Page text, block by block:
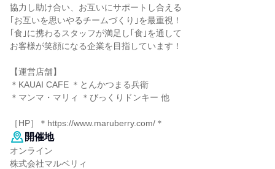
協力し助け合い、お互いにサポートし合える
｢お互いを思いやるチームづくり｣を最重視！
｢食｣に携わるスタッフが満足し｢食｣を通して
お客様が笑顔になる企業を目指しています！
【運営店舗】
＊KAUAI CAFE ＊とんかつまる兵衛
＊マンマ・マリィ ＊びっくりドンキー 他
［HP］＊https://www.maruberry.com/＊
開催地
オンライン
株式会社マルベリィ